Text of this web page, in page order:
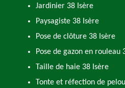
Jardinier 38 Isère
Paysagiste 38 Isère
Pose de clôture 38 Isère
Pose de gazon en rouleau
Taille de haie 38 Isère
Tonte et réfection de